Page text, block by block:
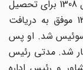
سال 1308 را در کاظمین و نجف گذراند. در سال 1308 برای تحصیل
حقوق عازم اروپا شد و در سال 1312 موفق به دریافت
شد. او پس
شد. مدتی رئیس